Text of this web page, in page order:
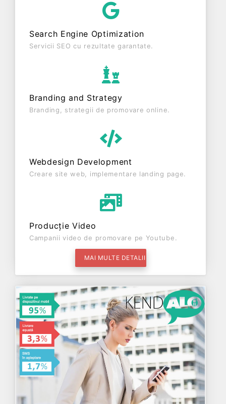
activa din punct de vedere fiscal si are status:
FUNCTIUNE. Societatea nu este plătitoare de TVA.
Search Engine Optimization
Servicii SEO cu rezultate garantate.
Branding and Strategy
Branding, strategii de promovare online.
Webdesign Development
Creare site web, implementare landing page.
Producție Video
Campanii video de promovare pe Youtube.
MAI MULTE DETALII